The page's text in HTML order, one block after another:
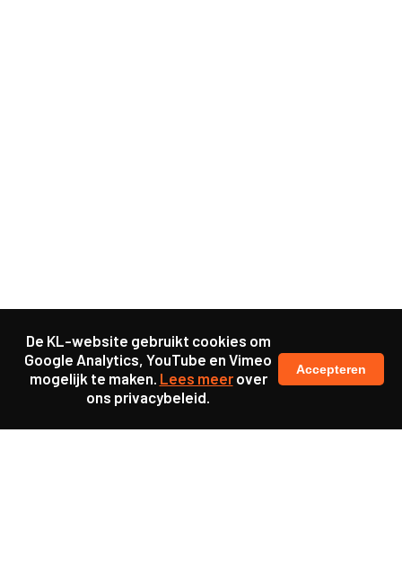
De KL-website gebruikt cookies om
Google Analytics, YouTube en Vimeo
mogelijk te maken. Lees meerover
ons privacybeleid.
Accepteren